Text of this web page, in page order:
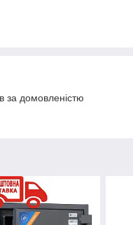
за домовленістю